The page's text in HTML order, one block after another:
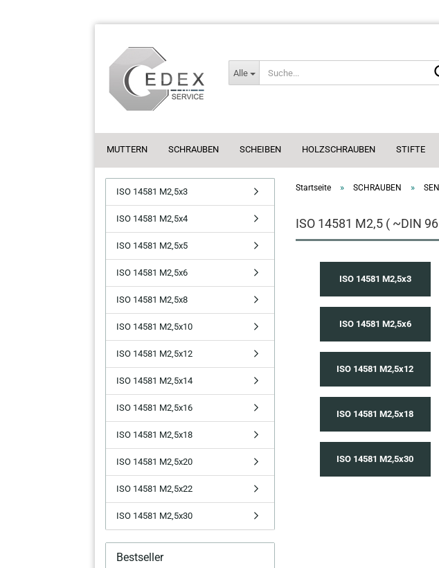
Alle
MUTTERN SCHRAUBEN SCHEIBEN HOLZSCHRAUBEN STIFTE
Startseite » SCHRAUBEN »
ISO 14581 M2,5 ( ~DIN
ISO 14581 M2,5x3
ISO 14581 M2,5x6
ISO 14581 M2,5x12
ISO 14581 M2,5x18
ISO 14581 M2,5x30
ISO 14581 M2,5x3
ISO 14581 M2,5x4
ISO 14581 M2,5x5
ISO 14581 M2,5x6
ISO 14581 M2,5x8
ISO 14581 M2,5x10
ISO 14581 M2,5x12
ISO 14581 M2,5x14
ISO 14581 M2,5x16
ISO 14581 M2,5x18
ISO 14581 M2,5x20
ISO 14581 M2,5x22
ISO 14581 M2,5x30
Bestseller